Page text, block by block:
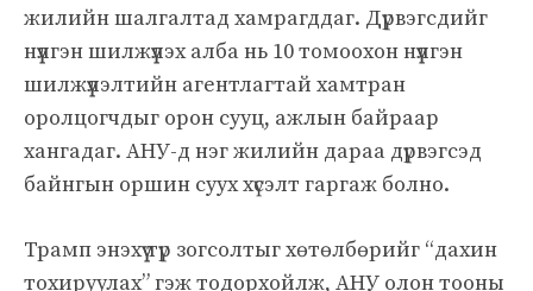
жилийн шалгалтад хамрагддаг. Дүрвэгсдийг
нүүлгэн шилжүүлэх алба нь 10 томоохон нүүлгэн
шилжүүлэлтийн агентлагтай хамтран
оролцогчдыг орон сууц, ажлын байраар
хангадаг. АНУ-д нэг жилийн дараа дүрвэгсэд
байнгын оршин суух хүсэлт гаргаж болно.
Трамп энэхүү түр зогсолтыг хөтөлбөрийг “дахин
тохируулах” гэж тодорхойлж, АНУ олон тооны